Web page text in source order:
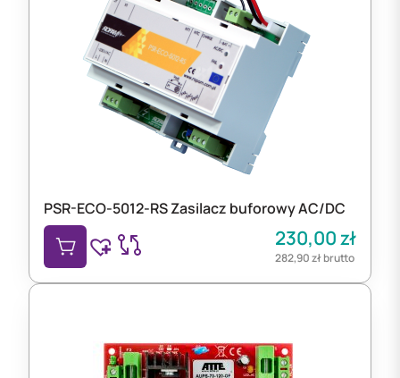
PSR-ECO-5012-RS Zasilacz buforowy AC/DC
230,00zł
282,90złbrutto